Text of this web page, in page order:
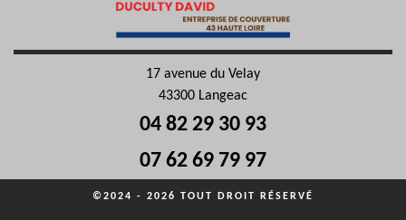
17 avenue du Velay
43300 Langeac
04 82 29 30 93
07 62 69 79 97
©2024 - 2026 TOUT DROIT RÉSERVÉ